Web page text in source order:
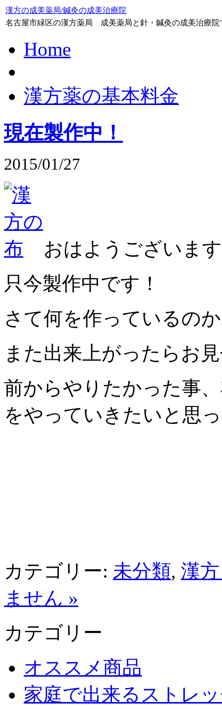
漢方の成美薬局/鍼灸の成美治療院
名古屋市緑区の漢方薬局 成美薬局と針・鍼灸の成美治療院
Home
漢方薬の基本料金
現在製作中！
2015/01/27
おはようございま
只今製作中です！
さて何を作っているの
また出来上がったらお
前からやりたかった事
をやっていきたいと思
カテゴリー: 未分類, 漢
ません »
カテゴリー
オススメ商品
家庭で出来るストレ